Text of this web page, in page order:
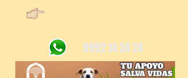
9992 14 24 24